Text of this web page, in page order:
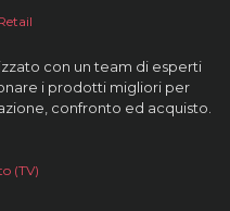
con un team di esperti
i prodotti migliori per
confronto ed acquisto.
(TV)